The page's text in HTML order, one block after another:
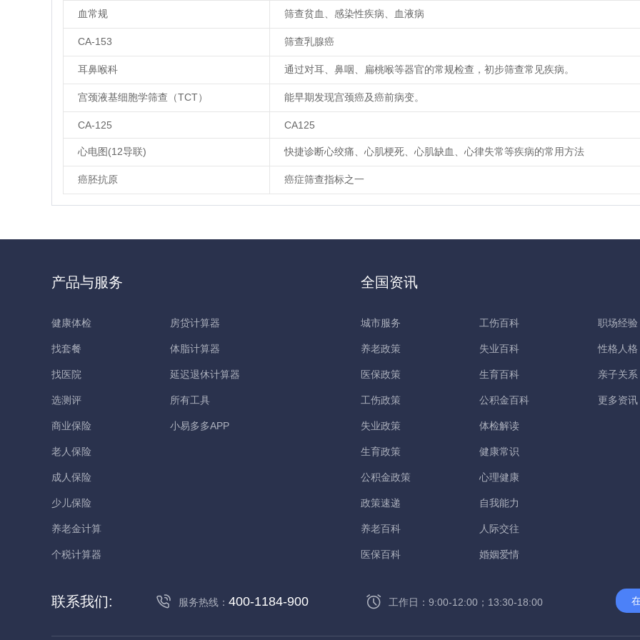
血常规 筛查贫血、感染性疾病、血液病
CA-153 筛查乳腺癌
耳鼻喉科 通过对耳、鼻咽、扁桃喉等器官的常规检查，初步筛查常见疾病。
宫颈液基细胞学筛查（TCT） 能早期发现宫颈癌及癌前病变。
CA-125 CA125
心电图(12导联) 快捷诊断心绞痛、心肌梗死、心肌缺血、心律失常等疾病的常用方法
癌胚抗原 癌症筛查指标之一
产品与服务
健康体检
找套餐
找医院
选测评
商业保险
老人保险
成人保险
少儿保险
养老金计算
个税计算器
房贷计算器
体脂计算器
延迟退休计算器
所有工具
小易多多APP
全国资讯
城市服务
养老政策
医保政策
工伤政策
失业政策
生育政策
公积金政策
政策速递
养老百科
医保百科
工伤百科
失业百科
生育百科
公积金百科
体检解读
健康常识
心理健康
自我能力
人际交往
婚姻爱情
职场经验
性格人格
亲子关系
更多资讯
联系我们: 服务热线： 400-1184-900 工作日：9:00-12:00；13:30-18:00